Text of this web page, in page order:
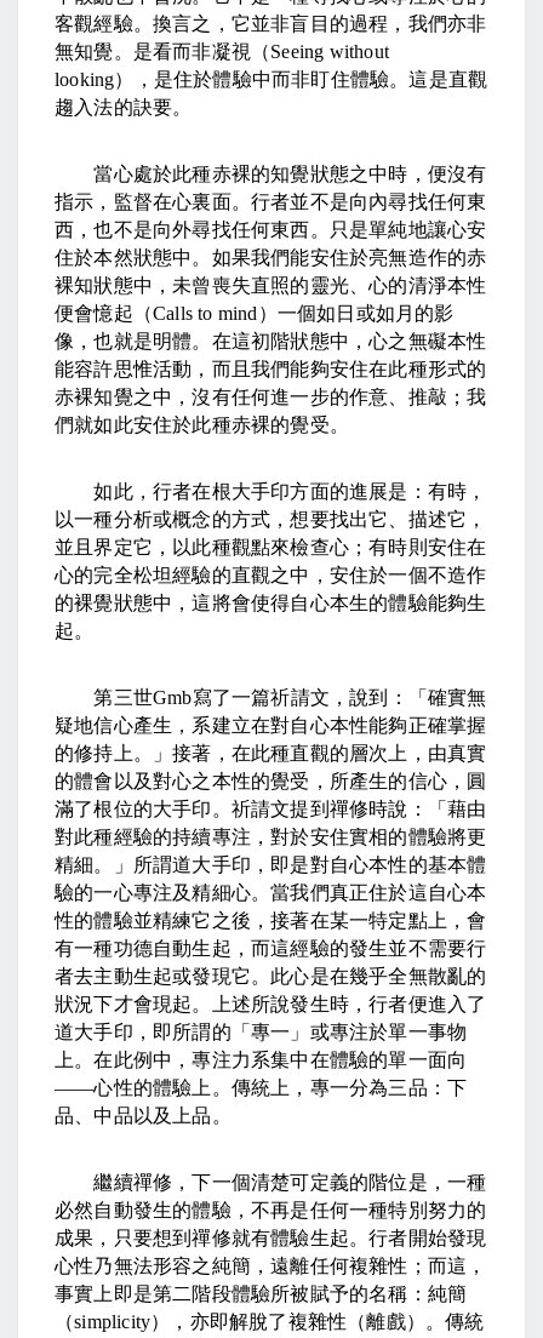
客觀經驗。換言之，它並非盲目的過程，我們亦非
無知覺。是看而非凝視（Seeing without
looking），是住於體驗中而非盯住體驗。這是直觀
趨入法的訣要。
當心處於此種赤裸的知覺狀態之中時，便沒有
指示，監督在心裏面。行者並不是向內尋找任何東
西，也不是向外尋找任何東西。只是單純地讓心安
住於本然狀態中。如果我們能安住於亮無造作的赤
裸知狀態中，未曾喪失直照的靈光、心的清淨本性
便會憶起（Calls to mind ）一個如日或如月的影
像，也就是明體。在這初階狀態中，心之無礙本性
能容許思惟活動，而且我們能夠安住在此種形式的
赤裸知覺之中，沒有任何進一步的作意、推敲；我
們就如此安住於此種赤裸的覺受。
如此，行者在根大手印方面的進展是：有時，
以一種分析或概念的方式，想要找出它、描述它，
並且界定它，以此種觀點來檢查心；有時則安住在
心的完全松坦經驗的直觀之中，安住於一個不造作
的裸覺狀態中，這將會使得自心本生的體驗能夠生
起。
第三世Gmb寫了一篇祈請文，說到：「確實無
疑地信心產生，系建立在對自心本性能夠正確掌握
的修持上。」接著，在此種直觀的層次上，由真實
的體會以及對心之本性的覺受，所產生的信心，圓
滿了根位的大手印。祈請文提到禪修時說：「藉由
對此種經驗的持續專注，對於安住實相的體驗將更
精細。」所謂道大手印，即是對自心本性的基本體
驗的一心專注及精細心。當我們真正住於這自心本
性的體驗並精練它之後，接著在某一特定點上，會
有一種功德自動生起，而這經驗的發生並不需要行
者去主動生起或發現它。此心是在幾乎全無散亂的
狀況下才會現起。上述所說發生時，行者便進入了
道大手印，即所謂的「專一」或專注於單一事物
上。在此例中，專注力系集中在體驗的單一面向
——心性的體驗上。傳統上，專一分為三品：下
品、中品以及上品。
繼續禪修，下一個清楚可定義的階位是，一種
必然自動發生的體驗，不再是任何一種特別努力的
成果，只要想到禪修就有體驗生起。行者開始發現
心性乃無法形容之純簡，遠離任何複雜性；而這，
事實上即是第二階段體驗所被賦予的名稱：純簡
（simplicity），亦即解脫了複雜性（離戲）。傳統